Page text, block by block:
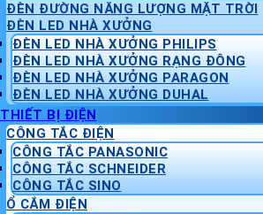
ĐÈN ĐƯỜNG NĂNG LƯỢNG MẶT TRỜI
ĐÈN LED NHÀ XƯỞNG
ĐÈN LED NHÀ XƯỞNG PHILIPS
ĐÈN LED NHÀ XƯỞNG RẠNG ĐÔNG
ĐÈN LED NHÀ XƯỞNG PARAGON
ĐÈN LED NHÀ XƯỞNG DUHAL
THIẾT BỊ ĐIỆN
CÔNG TẮC ĐIỆN
CÔNG TẮC PANASONIC
CÔNG TẮC SCHNEIDER
CÔNG TẮC SINO
Ổ CẮM ĐIỆN